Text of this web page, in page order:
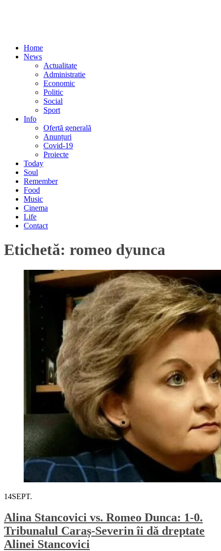
Home
News
Actualitate
Administratie
Economic
Politic
Social
Sport
Info
Ofertă generală
Anunțuri
Covid-19
Proiecte
Today
Soul
Remember
Food
Music
Cinema
Life
Contact
Etichetă: romeo dyunca
14SEPT.
Alina Stancovici vs. Romeo Dunca: 1-0.
Tribunalul Caraș-Severin îi dă dreptate
Alinei Stancovici